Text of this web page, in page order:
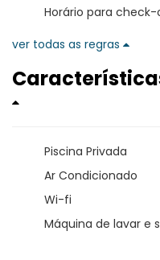
Horário para
ver todas as regras
Piscina Privada
Ar Condicionado
Wi-fi
Máquina de lavar e